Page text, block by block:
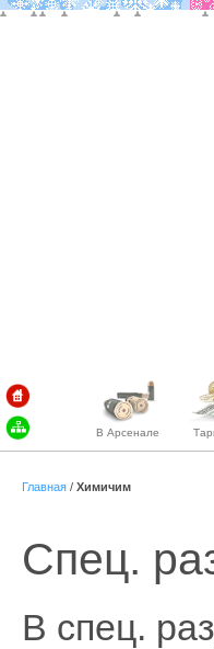
В Арсенале
Главная / Химичим
Спец.
В спец.